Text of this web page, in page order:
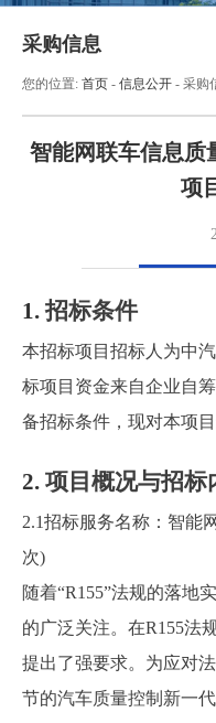
采购信息
您的位置: 首页 - 信息公开 - 采购
智能网联车信息质
项
1.招标条件
本招标项目招标人为中
标项目资金来自企业自
备招标条件， 现对本项
2. 项目概况与招标
2.1招标服务名称： 智能
次)
随着“R155”法规的落地
的广泛关注。在R155法
提出了强要求。为应对
节的汽车质量控制新一